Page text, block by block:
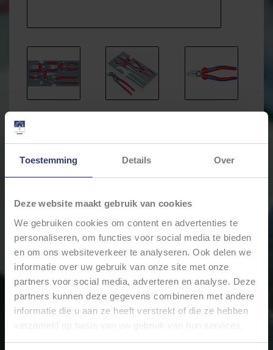
Toestemming Details Over
Deze website maakt gebruik van cookies
We gebruiken cookies om content en advertenties te
personaliseren, om functies voor social media te bieden
en om ons websiteverkeer te analyseren. Ook delen we
informatie over uw gebruik van onze site met onze
partners voor social media, adverteren en analyse. Deze
partners kunnen deze gegevens combineren met andere
informatie die u aan ze heeft verstrekt of die ze hebben
verzameld op basis van uw gebruik van hun services.
€111,68Incl. btw